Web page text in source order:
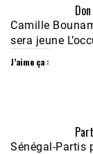
Camille
sera jeune
J’aime ça :
Sénégal-Partis